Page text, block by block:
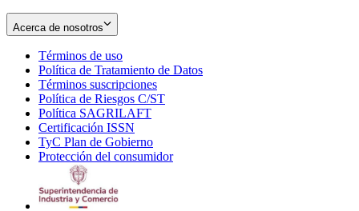
Acerca de nosotros
Términos de uso
in
new
window
Política de Tratamiento de Datos
Términos suscripciones
in
Política de Riesgos C/ST
Política SAGRILAFT
new
window
Certificación ISSN
in
new
TyC Plan de Gobierno
in
Protección del consumidorOpens